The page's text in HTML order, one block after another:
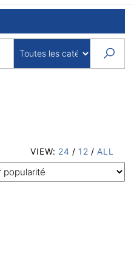
VIEW: 24 / 12 / ALL